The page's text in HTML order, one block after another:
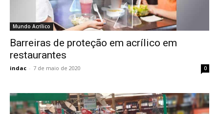
Mundo Acrílico
Barreiras de proteção em acrílico em
restaurantes
indac - 7 de maio de 2020 0